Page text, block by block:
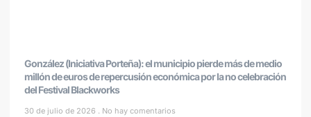
González (Iniciativa Porteña): el municipio pierde más de medio
millón de euros de repercusión económica por la no celebración
del Festival Blackworks
30 de julio de 2026 No hay comentarios